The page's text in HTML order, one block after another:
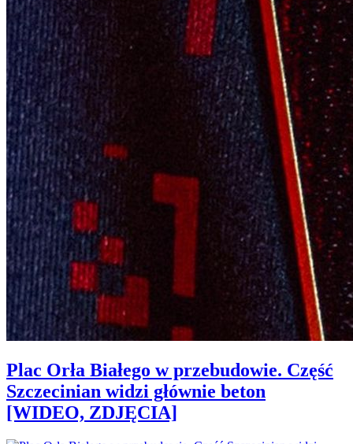
Plac Orła Białego w przebudowie. Część
Szczecinian widzi głównie beton
[WIDEO, ZDJĘCIA]